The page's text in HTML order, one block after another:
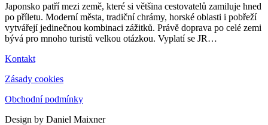
Japonsko patří mezi země, které si většina cestovatelů zamiluje hned
po příletu. Moderní města, tradiční chrámy, horské oblasti i pobřeží
vytvářejí jedinečnou kombinaci zážitků. Právě doprava po celé zemi
bývá pro mnoho turistů velkou otázkou. Vyplatí se JR…
Kontakt
Zásady cookies
Obchodní podmínky
Design by Daniel Maixner